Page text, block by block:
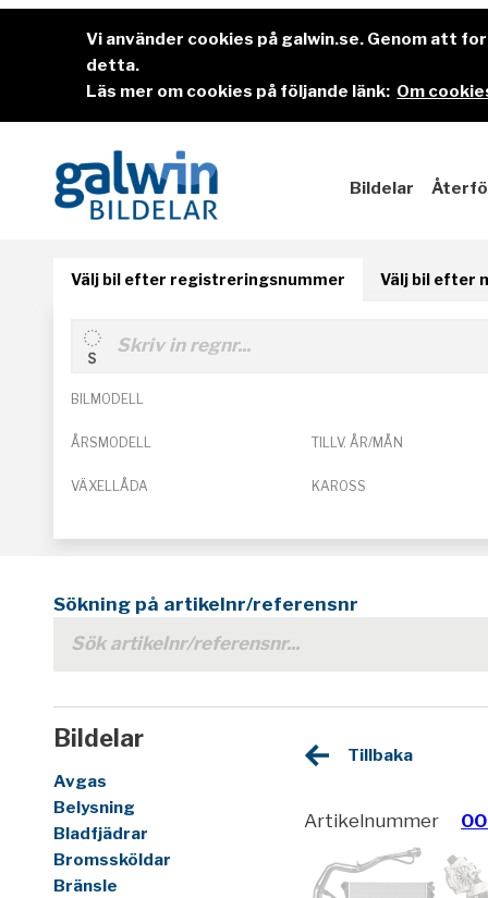
Vi använder cookies på galwin.se. Genom att
detta.
Läs mer om cookies på följande länk: Om
Bildelar
Välj bil efter registreringsnummer Välj bil efter
BILMODELL
ÅRSMODELL TILLV. ÅR/MÅN
VÄXELLÅDA KAROSS
Sökning på artikelnr/referensnr
Bildelar
Avgas
Belysning
Bladfjädrar
Bromssköldar
Bränsle
Tillbaka
Artikelnummer